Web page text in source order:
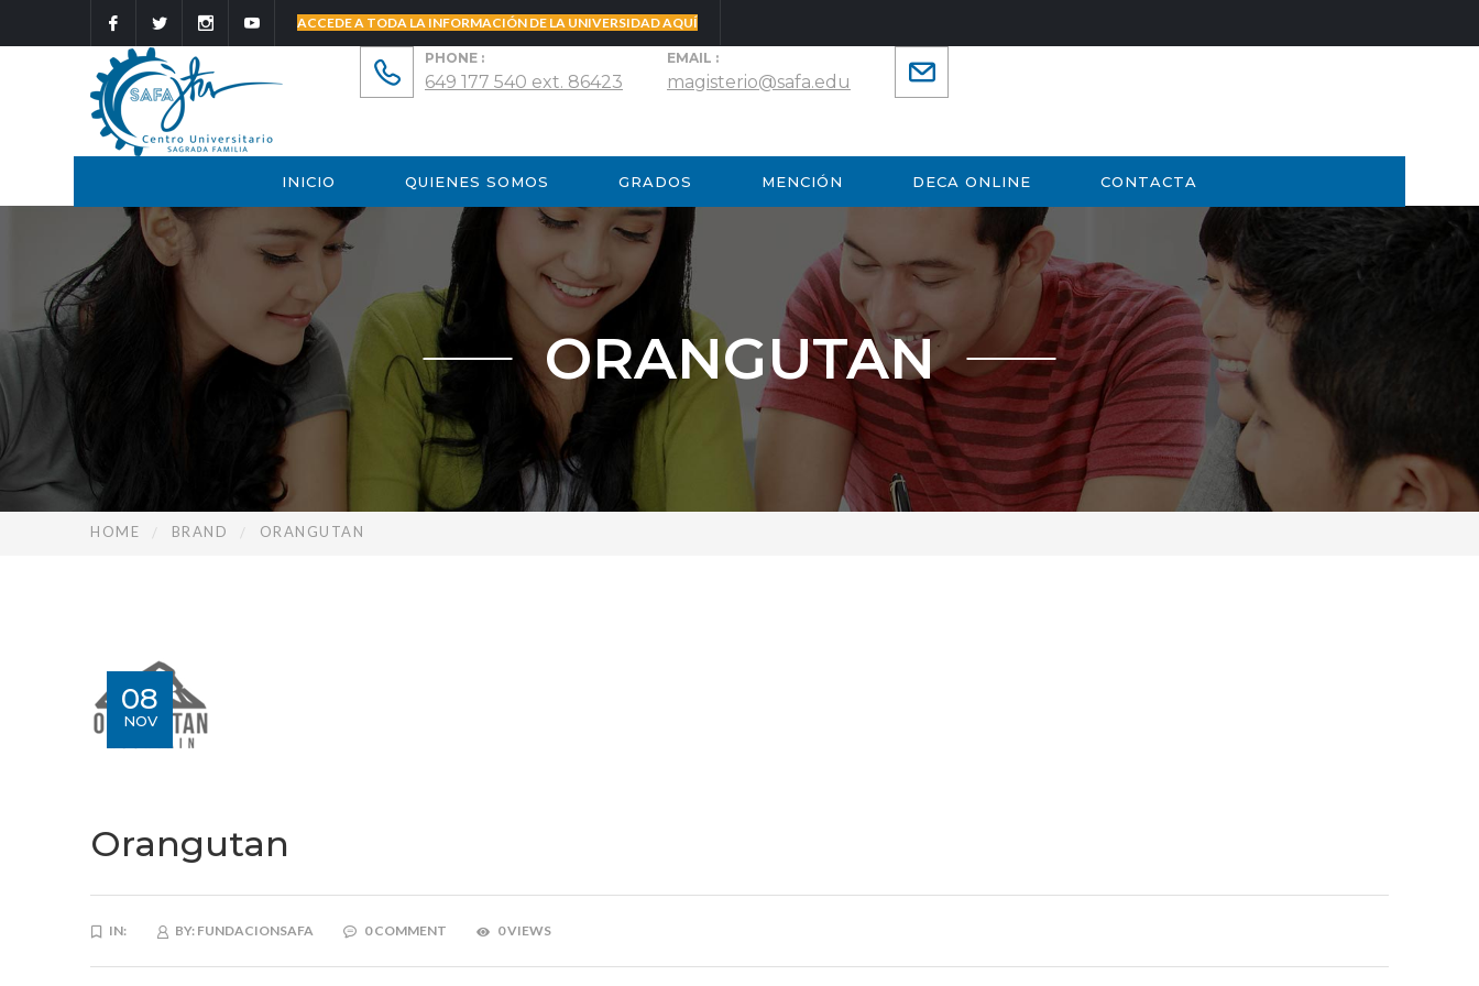
ACCEDE A TODA LA INFORMACIÓN DE LA UNIVERSIDAD AQUÍ
PHONE :
649 177 540 ext. 86423
EMAIL :
magisterio@safa.edu
INICIO QUIENES SOMOS GRADOS MENCIÓN DECA ONLINE CONTACTA
ORANGUTAN
HOME BRAND ORANGUTAN
08
NOV
Orangutan
IN: BY: FUNDACIONSAFA 0 COMMENT 0 VIEWS